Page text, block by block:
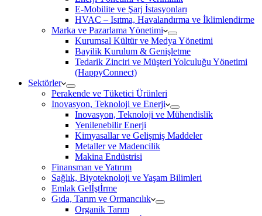
E-Mobilite ve Şarj İstasyonları
HVAC – Isıtma, Havalandırma ve İklimlendirme
Marka ve Pazarlama Yönetimi
Kurumsal Kültür ve Medya Yönetimi
Bayilik Kurulum & Genişletme
Tedarik Zinciri ve Müşteri Yolculuğu Yönetimi
(HappyConnect)
Sektörler
Perakende ve Tüketici Ürünleri
Inovasyon, Teknoloji ve Enerji
Inovasyon, Teknoloji ve Mühendislik
Yenilenebilir Enerji
Kimyasallar ve Gelişmiş Maddeler
Metaller ve Madencilik
Makina Endüstrisi
Finansman ve Yatırım
Sağlık, Biyoteknoloji ve Yaşam Bilimleri
Emlak Gelİştİrme
Gıda, Tarım ve Ormancılık
Organik Tarım